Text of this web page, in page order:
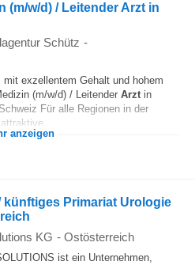
(m/w/d) / Leitender Arzt in
Schütz -
exzellentem Gehalt und hohem
(m/w/d) / Leitender Arzt in
Für alle Regionen in der
anzeigen
künftiges Primariat Urologie
KG - Ostösterreich
ist ein Unternehmen,